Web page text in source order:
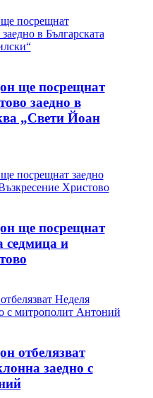
ще посрещнат
заедно в
„Свети Йоан
ще посрещнат
седмица и
отбелязват
заедно с